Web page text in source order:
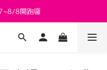
購物金
8開跑囉
購物金